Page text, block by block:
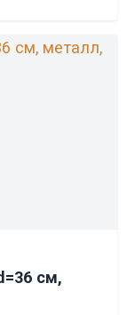
см,